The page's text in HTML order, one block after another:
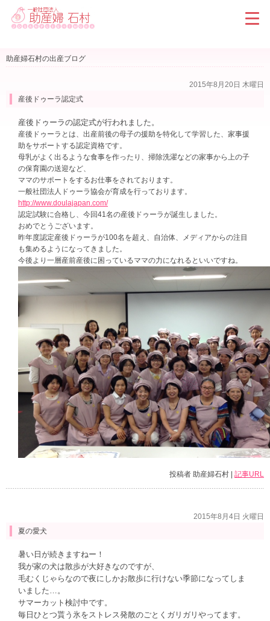
助産婦石村の出産ブログ
2015年8月20日 木曜日
産後ドゥーラ認定式
産後ドゥーラの認定式が行われました。
産後ドゥーラとは、出産前後の母子の援助を特化して学習した、家事援
助をサポートする認定資格です。
母乳がよく出るような食事を作ったり、掃除洗濯などの家事から上の子
の保育園の送迎など、
ママのサポートをするお仕事をされております。
一般社団法人ドゥーラ協会が育成を行っております。
http://www.doulajapan.com/
認定試験に合格し、今回41名の産後ドゥーラが誕生しました。
おめでとうございます。
昨年度認定産後ドゥーラが100名を超え、自治体、メディアからの注目
も集めるようになってきました。
今後より一層産前産後に困っているママの力になれるといいですね。
投稿者 助産婦石村 | 記事URL
2015年8月4日 火曜日
夏の愛犬
暑い日が続きますねー！
我が家の犬は散歩が大好きなのですが、
毛むくじゃらなので夜にしかお散歩に行けない季節になってしま
いました…。
サマーカット検討中です。
毎日ひとつ貰う氷をストレス発散のごとくガリガリやってます。